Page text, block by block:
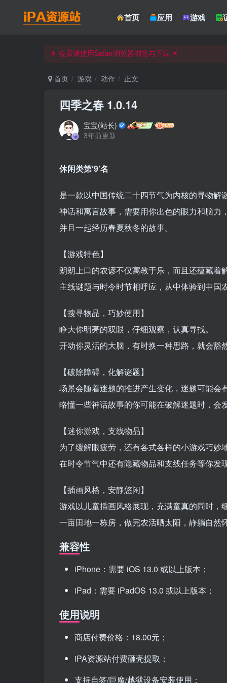
首页 应用 游戏
iPA资源站官方唯一客服微信:15504815558
iPA资源站官方唯一客服微信:15504815558
首页 游戏 动作 正文
四季之春 1.0.14
宝宝(站长)
3年前更新
休闲类第‘9’名
是一款以中国传统二十四节气为内核的寻物
神话和寓言故事，需要用你出色的眼力和脑力
并且一起经历春夏秋冬的故事。
【游戏特色】
朗朗上口的农谚不仅寓教于乐，而且还蕴藏着
主线谜题与时令时节相呼应，从中体验到中国
【搜寻物品，巧妙使用】
睁大你明亮的双眼，仔细观察，认真寻找。
开动你灵活的大脑，有时换一种思路，就会豁
【破除障碍，化解谜题】
场景会随着迷题的推进产生变化，迷题可能会
略懂一些神话故事的你可能在破解迷题时，会
【迷你游戏，支线物品】
为了缓解眼疲劳，还有各式各样的小游戏巧妙
在时令节气中还有隐藏物品和支线任务等你
【插画风格，安静悠闲】
游戏以儿童插画风格展现，充满童真的同时，
一亩田地一栋房，做完农活晒太阳，静躺自然
兼容性
iPhone：需要 iOS 13.0 或以上版本；
iPad：需要 iPadOS 13.0 或以上版本；
使用说明
商店付费价格：18.00元；
iPA资源站付费砸壳提取；
支持自签/巨魔/越狱设备安装使用；